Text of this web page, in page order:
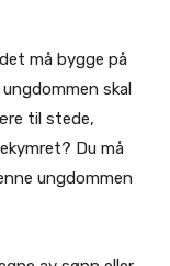
må bygge på
skal
til stede,
Du må
ungdommen